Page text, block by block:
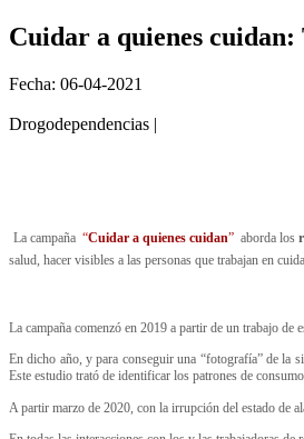
Cuidar a quienes cuidan:
Fecha: 06-04-2021
Drogodependencias |
La campaña “Cuidar a quienes cuidan” aborda los
salud, hacer visibles a las personas que trabajan en
La campaña comenzó en 2019 a partir de un trabajo de
En dicho año, y para conseguir una “fotografía” de la
Este estudio trató de identificar los patrones de
A partir marzo de 2020, con la irrupción del estado de